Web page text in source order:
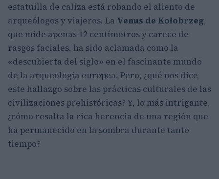
estatuilla de caliza está robando el aliento de
arqueólogos y viajeros. La Venus de Kołobrzeg,
que mide apenas 12 centímetros y carece de
rasgos faciales, ha sido aclamada como la
«descubierta del siglo» en el fascinante mundo
de la arqueología europea. Pero, ¿qué nos dice
este hallazgo sobre las prácticas culturales de las
civilizaciones prehistóricas? Y, lo más intrigante,
¿cómo resalta la rica herencia de una región que
ha permanecido en la sombra durante tanto
tiempo?